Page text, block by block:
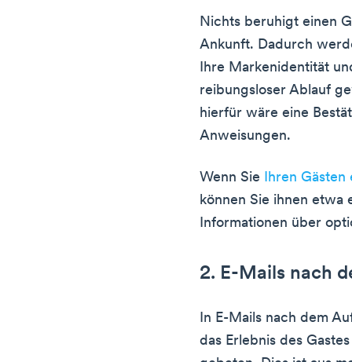
Nichts beruhigt einen
Ankunft. Dadurch
Ihre Markenidentität
reibungsloser Ablauf
hierfür wäre eine
Anweisungen.
Wenn Sie Ihren Gästen
können Sie ihnen etwa
Informationen über
2. E-Mails nach
In E-Mails nach dem
das Erlebnis des